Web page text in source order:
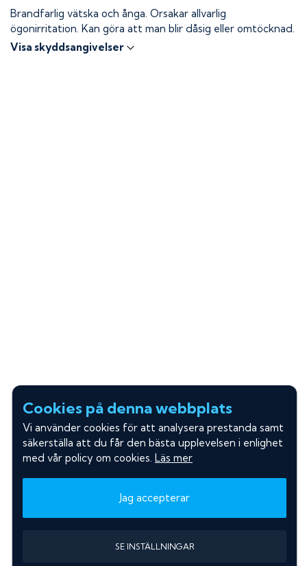
Brandfarlig vätska och ånga. Orsakar allvarlig
ögonirritation. Kan göra att man blir dåsig eller omtöcknad.
Visa skyddsangivelser
Cookies på denna webbplats
Vi använder cookies för att analysera prestanda samt
säkerställa att du får den bästa upplevelsen i enlighet
med vår policy om cookies. Läs mer
Jag accepterar
SE INSTÄLLNINGAR